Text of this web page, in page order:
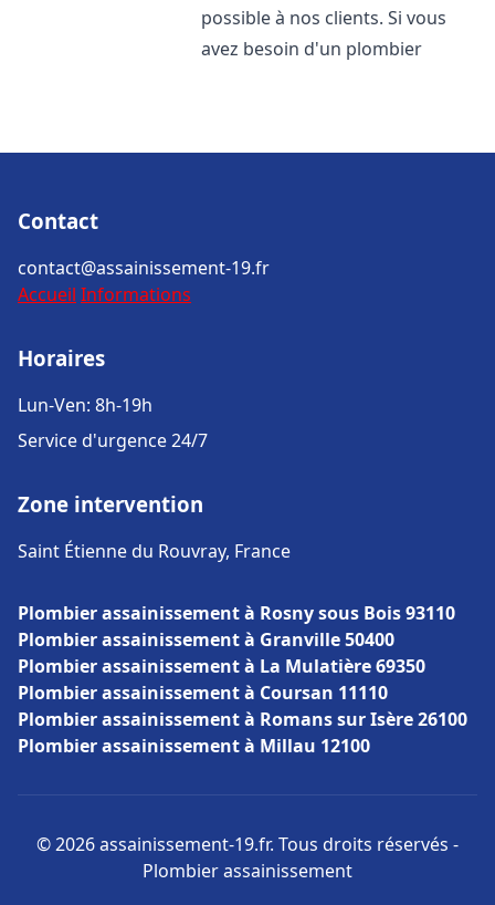
possible à nos clients. Si vous
avez besoin d'un plombier
Contact
contact@assainissement-19.fr
Accueil Informations
Horaires
Lun-Ven: 8h-19h
Service d'urgence 24/7
Zone intervention
Saint Étienne du Rouvray, France
Plombier assainissement à Rosny sous Bois 93110
Plombier assainissement à Granville 50400
Plombier assainissement à La Mulatière 69350
Plombier assainissement à Coursan 11110
Plombier assainissement à Romans sur Isère 26100
Plombier assainissement à Millau 12100
© 2026 assainissement-19.fr. Tous droits réservés -
Plombier assainissement